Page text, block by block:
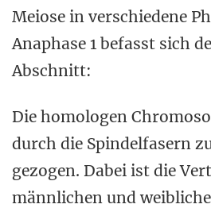
Meiose in verschiedene
Anaphase 1 befasst sich
Abschnitt:
Die homologen
durch die Spindelfasern
gezogen. Dabei ist die
männlichen und